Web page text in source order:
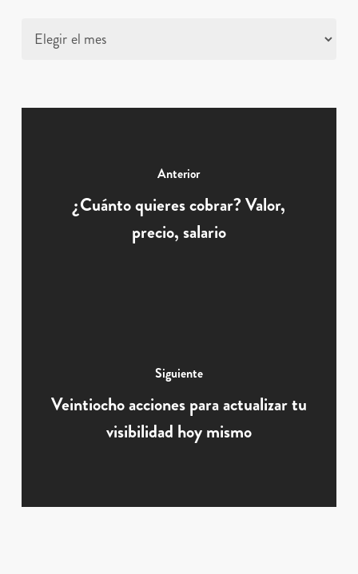
Anterior
¿Cuánto quieres cobrar? Valor,
precio, salario
Siguiente
Veintiocho acciones para actualizar tu
visibilidad hoy mismo